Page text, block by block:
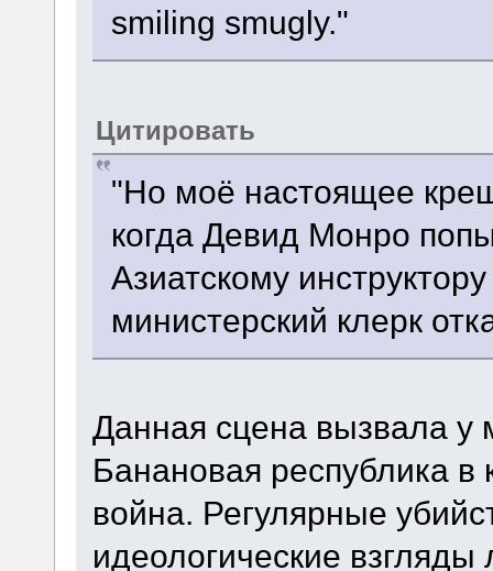
smiling smugly."
Цитировать
"Но моё настоящее
когда Девид Монро
Азиатскому
министерский клерк
Данная сцена вызвала у
Банановая республика в
война. Регулярные
идеологические